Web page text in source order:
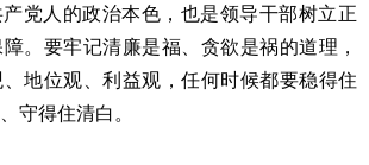
党人的政治本色，也是领导干部树立正
。要牢记清廉是福、贪欲是祸的道理，
地位观、利益观，任何时候都要稳得住
守得住清白。